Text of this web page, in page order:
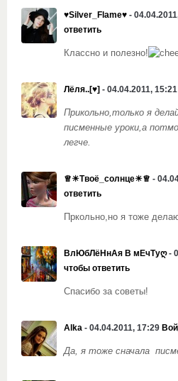
♥Silver_Flame♥ -
ответить
Классно и полезно!
Лёля..[♥] - 04.04.2011, 15:21
Прикольно,только я
писменные уроки,а
легче.
♕☀Твоё_солнце☀♕ -
ответить
Пркольно,но я тоже
ВлЮбЛёНнАя В мЕчТуღ-
чтобы ответить
Спасибо за советы!
Alka - 04.04.2011, 17:29
Да, я тоже сначала